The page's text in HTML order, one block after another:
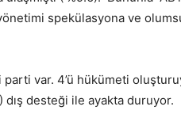
spekülasyona ve
var. 4’ü hükümeti
desteği ile ayakta duruyor.